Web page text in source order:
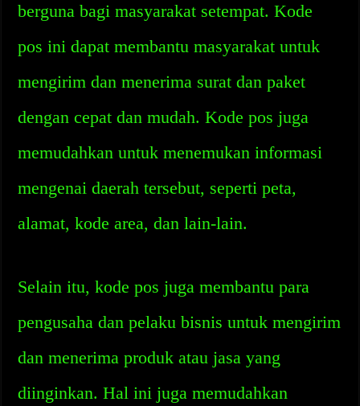
berguna bagi masyarakat setempat. Kode
pos ini dapat membantu masyarakat untuk
mengirim dan menerima surat dan paket
dengan cepat dan mudah. Kode pos juga
memudahkan untuk menemukan informasi
mengenai daerah tersebut, seperti peta,
alamat, kode area, dan lain-lain.
Selain itu, kode pos juga membantu para
pengusaha dan pelaku bisnis untuk mengirim
dan menerima produk atau jasa yang
diinginkan. Hal ini juga memudahkan